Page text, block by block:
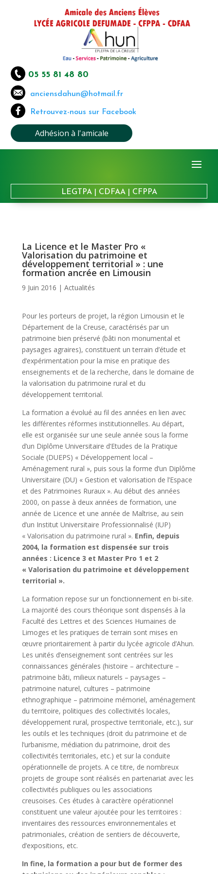
05 55 81 48 80
anciensdahun@hotmail.fr
Retrouvez-nous sur Facebook
Adhésion à l'amicale
LEGTPA| CDFAA| CFPPA
La Licence et le Master Pro «
Valorisation du patrimoine et
développement territorial » : une
formation ancrée en Limousin
9 Juin 2016 | Actualités
Pour les porteurs de projet, la région Limousin et le
Département de la Creuse, caractérisés par un
patrimoine bien préservé (bâti non monumental et
paysages agraires), constituent un terrain d’étude et
d’expérimentation pour la mise en pratique des
enseignements et de la recherche, dans le domaine de
la valorisation du patrimoine rural et du
développement territorial.
La formation a évolué au fil des années en lien avec
les différentes réformes institutionnelles. Au départ,
elle est organisée sur une seule année sous la forme
d’un Diplôme Universitaire d’Etudes de la Pratique
Sociale (DUEPS) « Développement local –
Aménagement rural », puis sous la forme d’un Diplôme
Universitaire (DU) « Gestion et valorisation de l’Espace
et des Patrimoines Ruraux ». Au début des années
2000, on passe à deux années de formation, une
année de Licence et une année de Maîtrise, au sein
d’un Institut Universitaire Professionnalisé (IUP)
« Valorisation du patrimoine rural ». Enfin, depuis
2004, la formation est dispensée sur trois
années : Licence 3 et Master Pro 1 et 2
« Valorisation du patrimoine et développement
territorial ».
La formation repose sur un fonctionnement en bi-site.
La majorité des cours théorique sont dispensés à la
Faculté des Lettres et des Sciences Humaines de
Limoges et les pratiques de terrain sont mises en
œuvre prioritairement à partir du lycée agricole d’Ahun.
Les unités d’enseignement sont centrées sur les
connaissances générales (histoire – architecture –
patrimoine bâti, milieux naturels – paysages –
patrimoine naturel, cultures – patrimoine
ethnographique – patrimoine mémoriel, aménagement
du territoire, politiques des collectivités locales,
développement rural, prospective territoriale, etc.), sur
les outils et les techniques (droit du patrimoine et de
l’urbanisme, médiation du patrimoine, droit des
collectivités territoriales, etc.) et sur la conduite
opérationnelle de projets. A ce titre, de nombreux
projets de groupe sont réalisés en partenariat avec les
collectivités publiques ou les associations
creusoises. Ces études à caractère opérationnel
constituent une valeur ajoutée pour les territoires :
inventaires des ressources environnementales et
patrimoniales, création de sentiers de découverte,
d’expositions, etc.
In fine, la formation a pour but de former des